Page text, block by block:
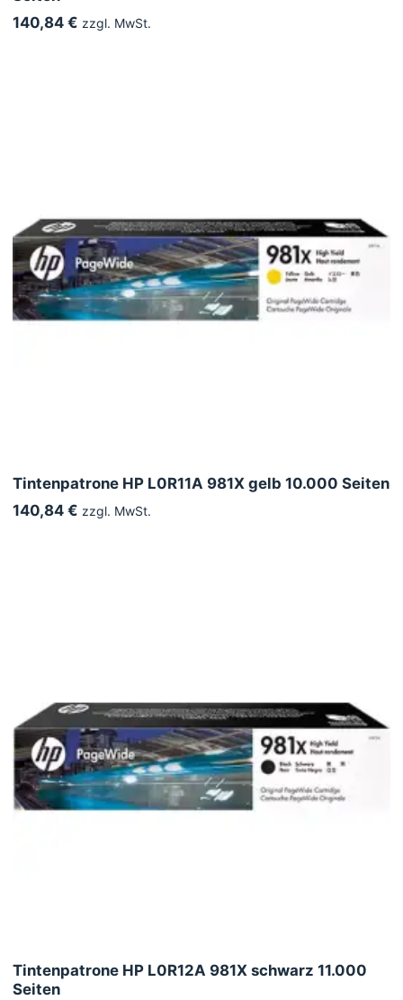
140,84 € zzgl. MwSt.
Tintenpatrone HP L0R11A 981X gelb 10.000 Seiten
140,84 € zzgl. MwSt.
Tintenpatrone HP L0R12A 981X schwarz 11.000
Seiten